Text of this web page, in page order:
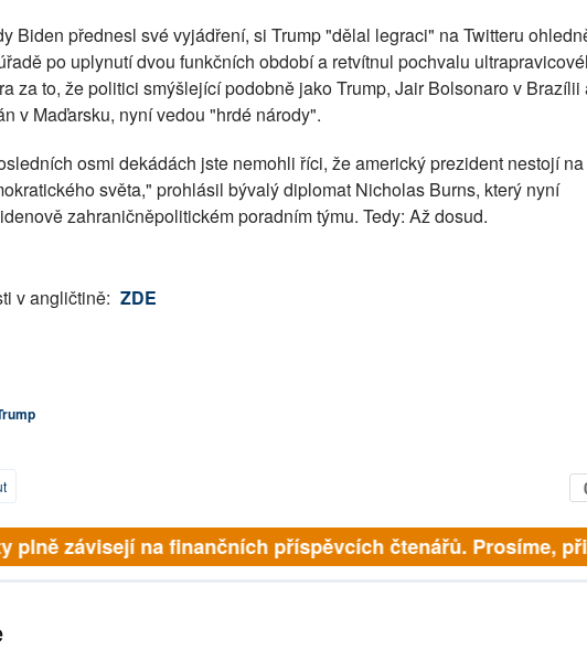
Biden přednesl své vyjádření, si Trump "dělal legraci" na Twitteru
po uplynutí dvou funkčních období a retvítnul pochvalu
za to, že politici smýšlející podobně jako Trump, Jair Bolsonaro v Brazílii
v Maďarsku, nyní vedou "hrdé národy".
osmi dekádách jste nemohli říci, že americký prezident nestojí na
světa," prohlásil bývalý diplomat Nicholas Burns, který nyní
zahraničněpolitickém poradním týmu. Tedy: Až dosud.
v angličtině: ZDE
závisejí na finančních příspěvcích čtenářů. Prosíme,